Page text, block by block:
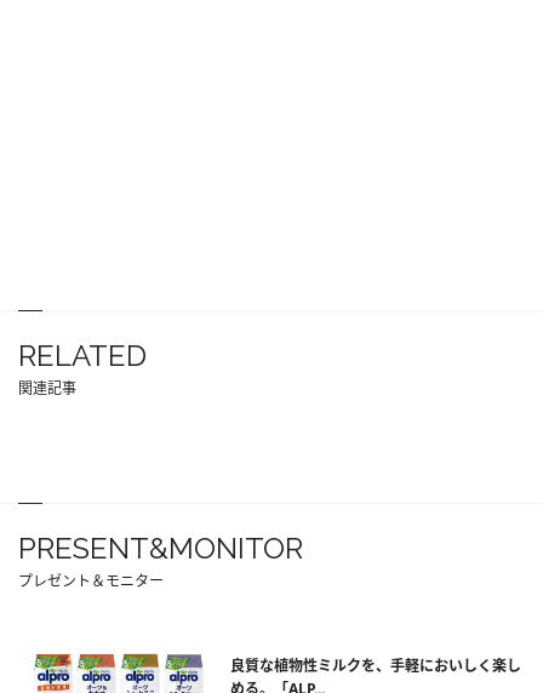
RELATED
関連記事
PRESENT&MONITOR
プレゼント＆モニター
良質な植物性ミルクを、手軽においしく楽し
める。「ALP...